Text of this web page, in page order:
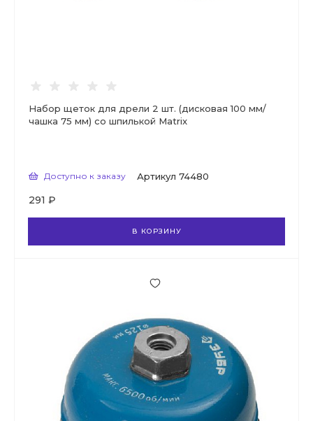
Набор щеток для дрели 2 шт. (дисковая 100 мм/
чашка 75 мм) со шпилькой Matrix
Доступно к заказу Артикул 74480
291 ₽
В КОРЗИНУ